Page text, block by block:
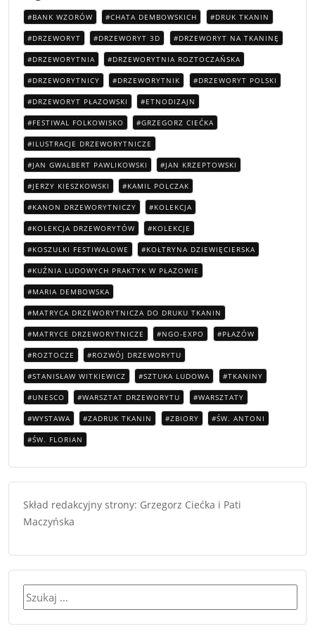
BANK WZORÓW CHATA DEMBOWSKICH DRUK TKANIN
DRZEWORYT DRZEWORYT 3D DRZEWORYT NA TKANINĘ
DRZEWORYTNIA DRZEWORYTNIA ROZTOCZAŃSKA
DRZEWORYTNICY DRZEWORYTNIK DRZEWORYT POLSKI
DRZEWORYT PŁAZOWSKI ETNODIZAJN
FESTIWAL FOLKOWISKO GRZEGORZ CIEĆKA
ILUSTRACJE DRZEWORYTNICZE
JAN GWALBERT PAWLIKOWSKI JAN KRZEPTOWSKI
JERZY KIESZKOWSKI KAMIL POLCZAK
KANON DRZEWORYTNICZY KOLEKCJA
KOLEKCJA DRZEWORYTÓW KOLEKCJE
KOSZULKI FESTIWALOWE KOŁTRYNA DZIEWIĘCIERSKA
KUŹNIA LUDOWYCH PRAKTYK W PŁAZOWIE
MARIA DEMBOWSKA
MATRYCA DRZEWORYTNICZA DO DRUKU TKANIN
MATRYCE DRZEWORYTNICZE NGO-EXPO PŁAZÓW
ROZTOCZE ROZWÓJ DRZEWORYTU
STANISŁAW WITKIEWICZ SZTUKA LUDOWA TKANINY
UNESCO WARSZTAT DRZEWORYTU WARSZTATY
WYSTAWA ZADRUK TKANIN ZBIORY ŚW. ANTONI
ŚW. FLORIAN
Skład redakcyjny strony: Grzegorz Ciećka i Pati
Maczyńska
Szukaj: